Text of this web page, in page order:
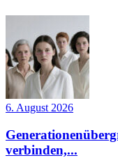
6. August 2026
verbinden,...